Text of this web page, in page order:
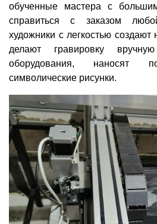
обученные мастера с
справиться с заказом
художники с легкостью
делают гравировку
оборудования, наносят
символические рисунки.